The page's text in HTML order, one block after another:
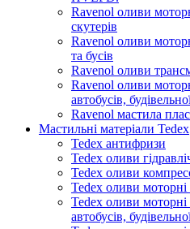
Ravenol оливи
скутерів
Ravenol оливи
та бусів
Ravenol оливи
Ravenol оливи
автобусів,
Ravenol мастила
Мастильні матеріали Tedex
Tedex антифризи
Tedex оливи
Tedex оливи
Tedex оливи
Tedex оливи
автобусів,